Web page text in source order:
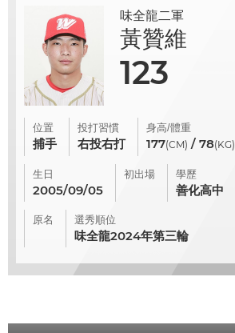
味全龍二軍
黃贊維
123
位置
捕手
投打習慣
右投右打
身高/體重
177(CM) / 78(KG)
生日
2005/09/05
初出場 學歷
善化高中
原名 選秀順位
味全龍2024年第三輪